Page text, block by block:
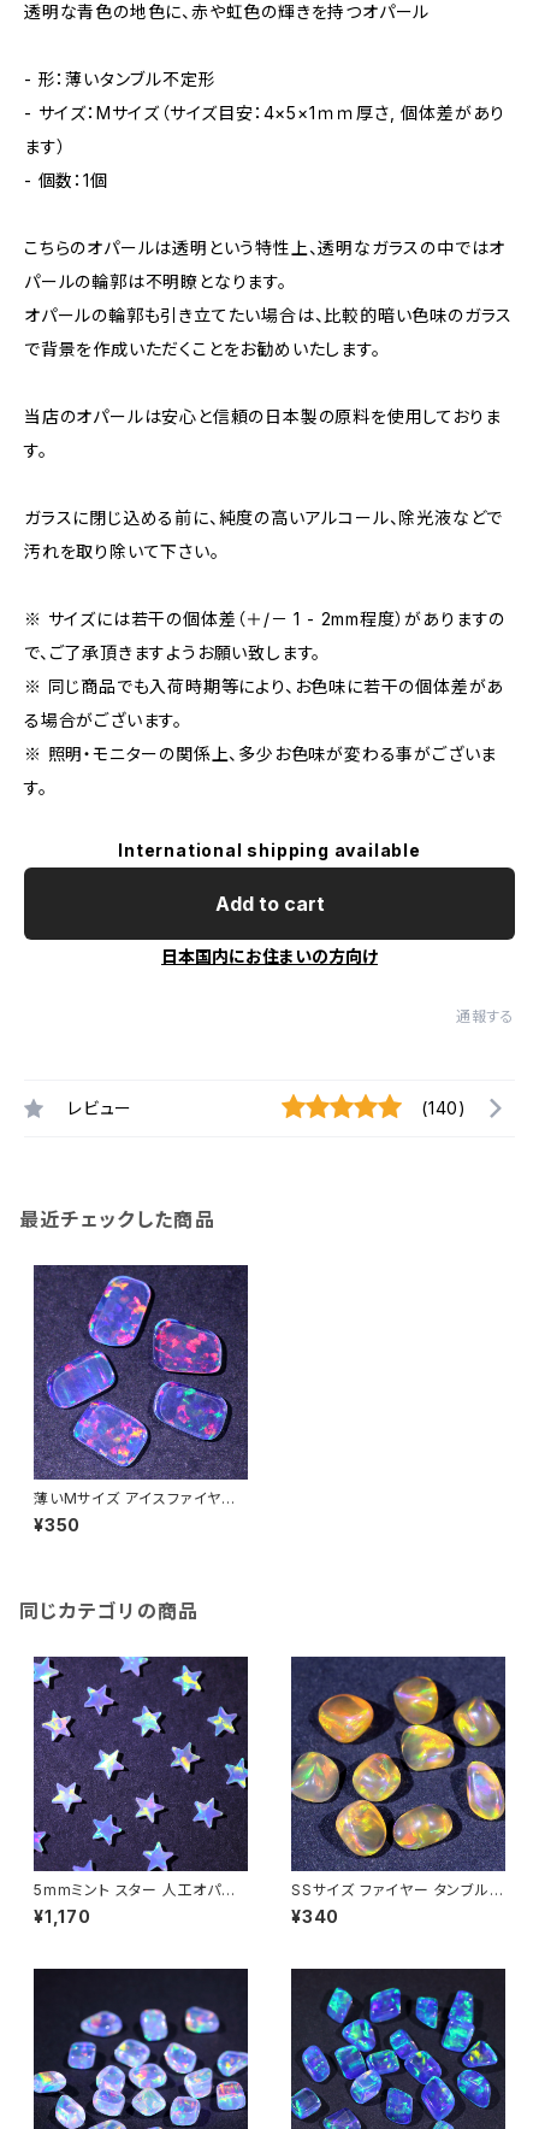
透明な青色の地色に、赤や虹色の輝きを持つオパール
- 形：薄いタンブル不定形
- サイズ：Mサイズ（サイズ目安：4×5×1ｍｍ厚さ, 個体差があり
ます）
- 個数：1個
こちらのオパールは透明という特性上、透明なガラスの中ではオ
パールの輪郭は不明瞭となります。
オパールの輪郭も引き立てたい場合は、比較的暗い色味のガラス
で背景を作成いただくことをお勧めいたします。
当店のオパールは安心と信頼の日本製の原料を使用しておりま
す。
ガラスに閉じ込める前に、純度の高いアルコール、除光液などで
汚れを取り除いて下さい。
※ サイズには若干の個体差（＋/－ 1 - 2mm程度）がありますの
で、ご了承頂きますようお願い致します。
※ 同じ商品でも入荷時期等により、お色味に若干の個体差があ
る場合がございます。
※ 照明・モニターの関係上、多少お色味が変わる事がございま
す。
International shipping available
Add to cart
日本国内にお住まいの方向け
通報する
レビュー (140)
最近チェックした商品
薄いMサイズ アイスファイヤー
タンブル不定形人工オパール1個
- 耐熱ガラス / ボロシリケイトガ
¥350
同じカテゴリの商品
5mmミント スター 人工オパー
ル1個 - 耐熱ガラス / ボロシリケ
イトガラス（COE33）専用
¥1,170
SSサイズ ファイヤー タンブル不
定形人工オパール1個 - 耐熱ガ
ラス / ボロシリケイトガラス（C
¥340